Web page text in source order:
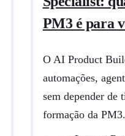
PM3 é para
O AI Product
automações,
sem depender de
formação da PM3.